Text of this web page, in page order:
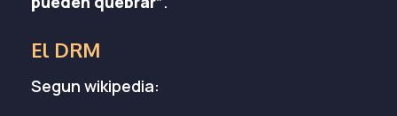
El DRM
Segun wikipedia: